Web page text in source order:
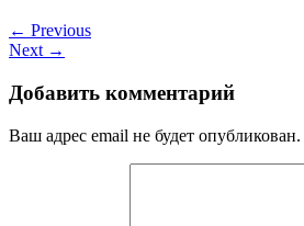
← Previous
Next →
Добавить комментарий
Ваш адрес email не будет опубликован.